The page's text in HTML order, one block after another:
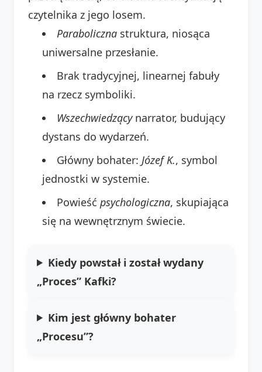
czytelnika z jego losem.
Paraboliczna struktura, niosąca
uniwersalne przesłanie.
Brak tradycyjnej, linearnej fabuły
na rzecz symboliki.
Wszechwiedzącynarrator, budujący
dystans do wydarzeń.
Główny bohater: Józef K., symbol
jednostki w systemie.
Powieść psychologiczna, skupiająca
się na wewnętrznym świecie.
Kiedy powstał i został wydany
„Proces” Kafki?
Kim jest główny bohater
„Procesu”?